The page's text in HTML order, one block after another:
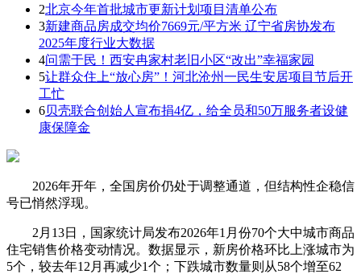
2北京今年首批城市更新计划项目清单公布
3新建商品房成交均价7669元/平方米 辽宁省房协发布
2025年度行业大数据
4问需于民！西安冉家村老旧小区“改出”幸福家园
5让群众住上“放心房”！河北沧州一民生安居项目节后开
工忙
6贝壳联合创始人宣布捐4亿，给全员和50万服务者设健
康保障金
2026年开年，全国房价仍处于调整通道，但结构性企稳信
号已悄然浮现。
2月13日，国家统计局发布2026年1月份70个大中城市商品
住宅销售价格变动情况。数据显示，新房价格环比上涨城市为
5个，较去年12月再减少1个；下跌城市数量则从58个增至62